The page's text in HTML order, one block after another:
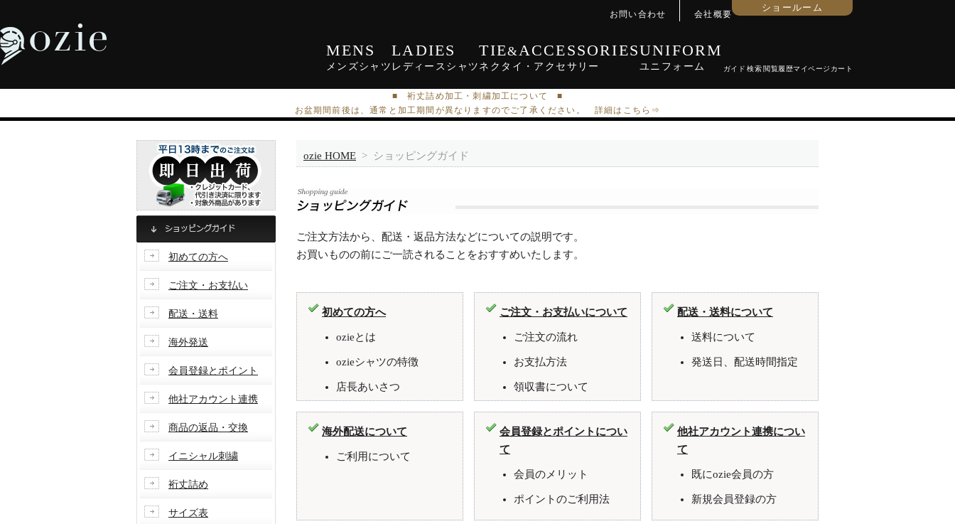
MENS
メンズシャツ
LADIES
レディース シャツ
TIE&ACCESSORIES
ネクタイ・ アクセサリー
UNIFORM
ユニ フォーム
お問い合わせ 会社概要
ショールーム
■ 裄丈詰め加工・刺繍加工について ■
お盆期間前後は、通常と加工期間が異なりますのでご了承ください。 詳細はこちら⇒
初めての方へ
ご注文・お支払い
配送・送料
海外発送
会員登録とポイント
他社アカウント連携
商品の返品・交換
イニシャル刺繍
裄丈詰め
サイズ表
ozie HOME > ショッピングガイド
ご注文方法から、配送・返品方法などについての説明です。
お買いものの前にご一読されることをおすすめいたします。
初めての方へ
ozieとは
ozieシャツの特徴
店長あいさつ
ご注文・お支払いについて
ご注文の流れ
お支払方法
領収書について
配送・送料について
送料について
発送日、配送時間指定
海外配送について
ご利用について
会員登録とポイントについ
て
会員のメリット
ポイントのご利用法
他社アカウント連携につい
て
既にozie会員の方
新規会員登録の方